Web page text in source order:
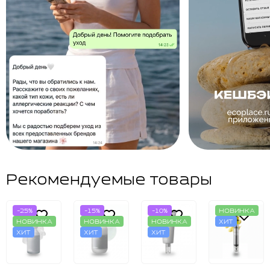
Рекомендуемые товары
-25%
НОВИНКА
ХИТ
-15%
НОВИНКА
ХИТ
-10%
НОВИНКА
ХИТ
НОВИНКА
ХИТ